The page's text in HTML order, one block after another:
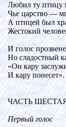
Любил ту
Чье царство —
А птицей был
Жестокий
И голос
Но сладостный
«Он кару
И кару понесет».
ЧАСТЬ
Первый голос